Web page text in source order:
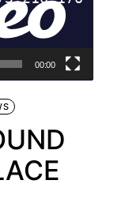
00:00